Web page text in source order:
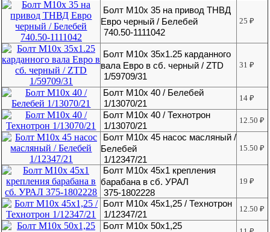
Болт М10х 35 на привод ТНВД
Евро черный / Белебей
740.50-1111042
25₽
Болт М10х 35х1.25 карданного
вала Евро в сб. черный / ZTD
1/59709/31
31₽
Болт М10х 40 / Белебей
1/13070/21
14₽
Болт М10х 40 / Технотрон
1/13070/21
12.50₽
Болт М10х 45 насос масляный /
Белебей
1/12347/21
15.50₽
Болт М10х 45х1 крепления
барабана в сб. УРАЛ
375-1802228
19₽
Болт М10х 45х1,25 / Технотрон
1/12347/21
12.50₽
Болт М10х 50х1,25